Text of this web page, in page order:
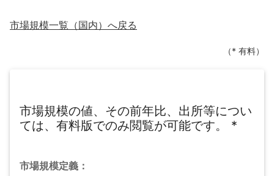
市場規模一覧（国内）へ戻る
（* 有料）
市場規模の値、その前年比、出所等につい
ては、有料版でのみ閲覧が可能です。
*
市場規模定義：